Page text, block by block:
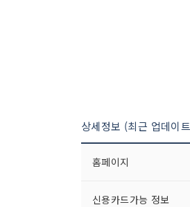
상세정보 (최근 업데이
홈페이지
신용카드가능 정보